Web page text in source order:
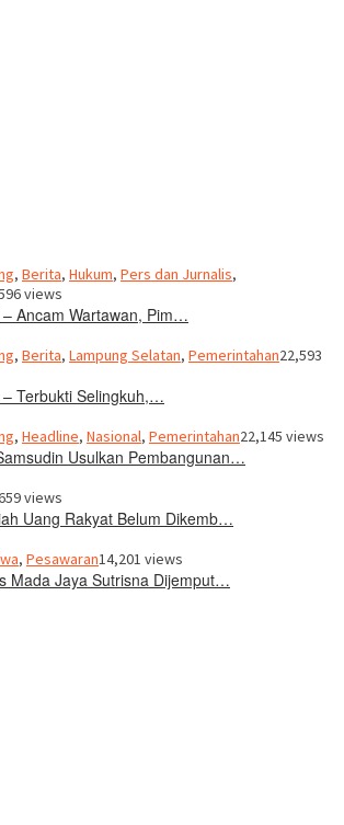
, Berita, Hukum, Pers dan Jurnalis,
views
Ancam Wartawan, Pim…
, Berita, Lampung Selatan, Pemerintahan22,593
– Terbukti Selingkuh,…
, Headline, Nasional, Pemerintahan22,145 views
Usulkan Pembangunan…
views
Uang Rakyat Belum Dikemb…
, Pesawaran14,201 views
Mada Jaya Sutrisna Dijemput…